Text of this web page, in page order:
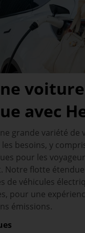
voiture
avec
grande variété de
besoins, y
pour les
Notre flotte
de véhicules
pour une
émissions.